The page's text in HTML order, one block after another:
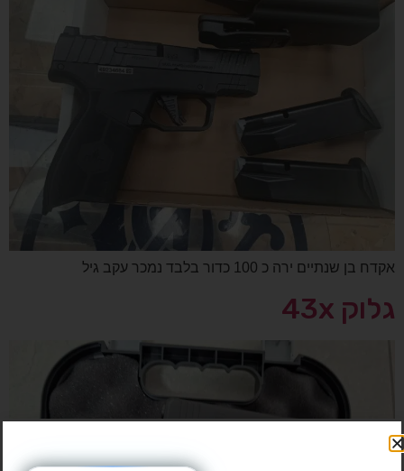
אקדח בן שנתיים ירה כ 100 כדור בלבד נמכר עקב גיל
גלוק 43x